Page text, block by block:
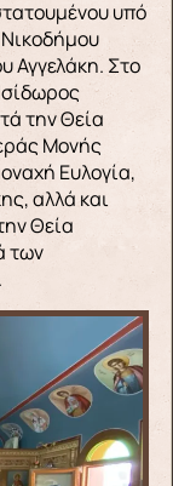
υπό
Αγγελάκη. Στο
την Θεία
Μονής
Ευλογία,
αλλά και
Θεία
των